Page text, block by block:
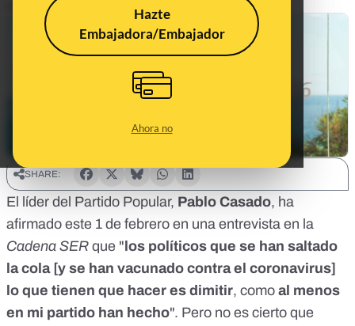
Hazte
Embajadora/Embajador
Ahora no
Publicado el
SHARE:
El líder del Partido Popular, Pablo Casado, ha
afirmado este 1 de febrero en una entrevista en la
Cadena SER que " los políticos que se han saltado
la cola [y se han vacunado contra el coronavirus]
lo que tienen que hacer es dimitir, como al menos
en mi partido han hecho". Pero no es cierto que